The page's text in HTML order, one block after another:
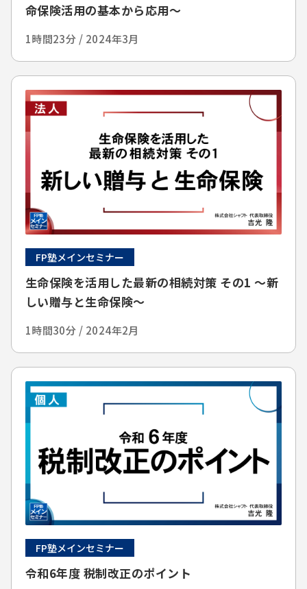
命保険活用の基本から応用～
1時間23分 / 2024年3月
FP塾メインセミナー
生命保険を活用した最新の相続対策 その1 ～新
しい贈与と生命保険～
1時間30分 / 2024年2月
FP塾メインセミナー
令和6年度 税制改正のポイント